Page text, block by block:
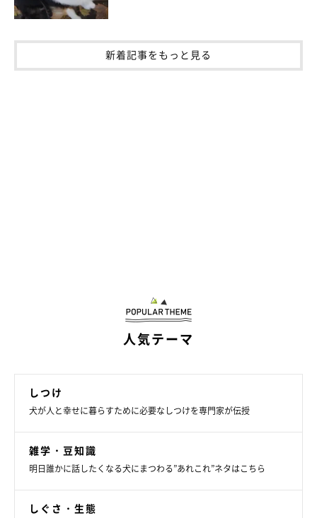
新着記事をもっと見る
人気テーマ
しつけ
犬が人と幸せに暮らすために必要なしつけを専門家が伝授
雑学・豆知識
明日誰かに話したくなる犬にまつわる”あれこれ”ネタはこちら
しぐさ・生態